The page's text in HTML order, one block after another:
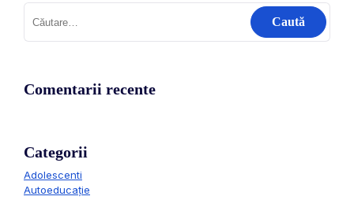
Comentarii recente
Categorii
Adolescenti
Autoeducație